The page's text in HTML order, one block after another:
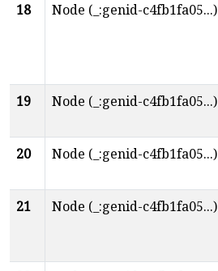
18 Node (_:genid-c4fb1fa05...)
19 Node (_:genid-c4fb1fa05...)
20
Node (_:genid-c4fb1fa05...)
21
Node (_:genid-c4fb1fa05...)